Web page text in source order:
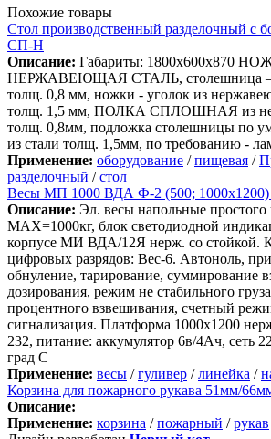
Похожие товары
Стол производственный разделочный с
СП-Н
Описание: Габариты: 1800х600х870
НЕРЖАВЕЮЩАЯ СТАЛЬ, столешница –
толщ. 0,8 мм, ножки - уголок из
толщ. 1,5 мм, ПОЛКА СПЛОШНАЯ из
толщ. 0,8мм, подложка столешницы по
из стали толщ. 1,5мм, по требованию -
Применение: оборудование /пищевая /
разделочный /стол
Весы МП 1000 ВДА Ф-2 (500; 1000х1200)
Описание: Эл. весы напольные простого
МАХ=1000кг, блок светодиодной
корпусе МИ ВДА/12Я нерж. со стойкой.
цифровых разрядов: Вес-6. Автоноль,
обнуление, тарирование, суммирование
дозирования, режим не стабильного
процентного взвешивания, счетный
сигнализация. Платформа 1000х1200
232, питание: аккумулятор 6в/4Ач, сеть
град С
Применение: весы /гуливер /линейка /
Корзина для пожарного рукава 51мм/
Описание:
Применение: корзина /пожарный /рукав